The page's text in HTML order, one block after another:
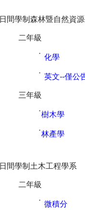
日間學制森林暨自然資
二年級
˙ 化學
˙ 英文--僅公
三年級
˙樹木學
˙林產學
日間學制土木工程學系
二年級
˙ 微積分